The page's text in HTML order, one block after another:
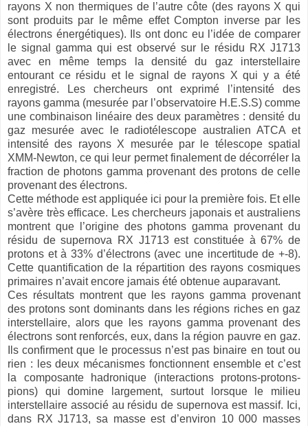
rayons X non thermiques de l’autre côte (des rayons X qui
sont produits par le même effet Compton inverse par les
électrons énergétiques). Ils ont donc eu l’idée de comparer
le signal gamma qui est observé sur le résidu RX J1713
avec en même temps la densité du gaz interstellaire
entourant ce résidu et le signal de rayons X qui y a été
enregistré. Les chercheurs ont exprimé l’intensité des
rayons gamma (mesurée par l’observatoire H.E.S.S) comme
une combinaison linéaire des deux paramètres : densité du
gaz mesurée avec le radiotélescope australien ATCA et
intensité des rayons X mesurée par le télescope spatial
XMM-Newton, ce qui leur permet finalement de décorréler la
fraction de photons gamma provenant des protons de celle
provenant des électrons.
Cette méthode est appliquée ici pour la première fois. Et elle
s’avère très efficace. Les chercheurs japonais et australiens
montrent que l’origine des photons gamma provenant du
résidu de supernova RX J1713 est constituée à 67% de
protons et à 33% d’électrons (avec une incertitude de +-8).
Cette quantification de la répartition des rayons cosmiques
primaires n’avait encore jamais été obtenue auparavant.
Ces résultats montrent que les rayons gamma provenant
des protons sont dominants dans les régions riches en gaz
interstellaire, alors que les rayons gamma provenant des
électrons sont renforcés, eux, dans la région pauvre en gaz.
Ils confirment que le processus n’est pas binaire en tout ou
rien : les deux mécanismes fonctionnent ensemble et c’est
la composante hadronique (interactions protons-protons-
pions) qui domine largement, surtout lorsque le milieu
interstellaire associé au résidu de supernova est massif. Ici,
dans RX J1713, sa masse est d’environ 10 000 masses